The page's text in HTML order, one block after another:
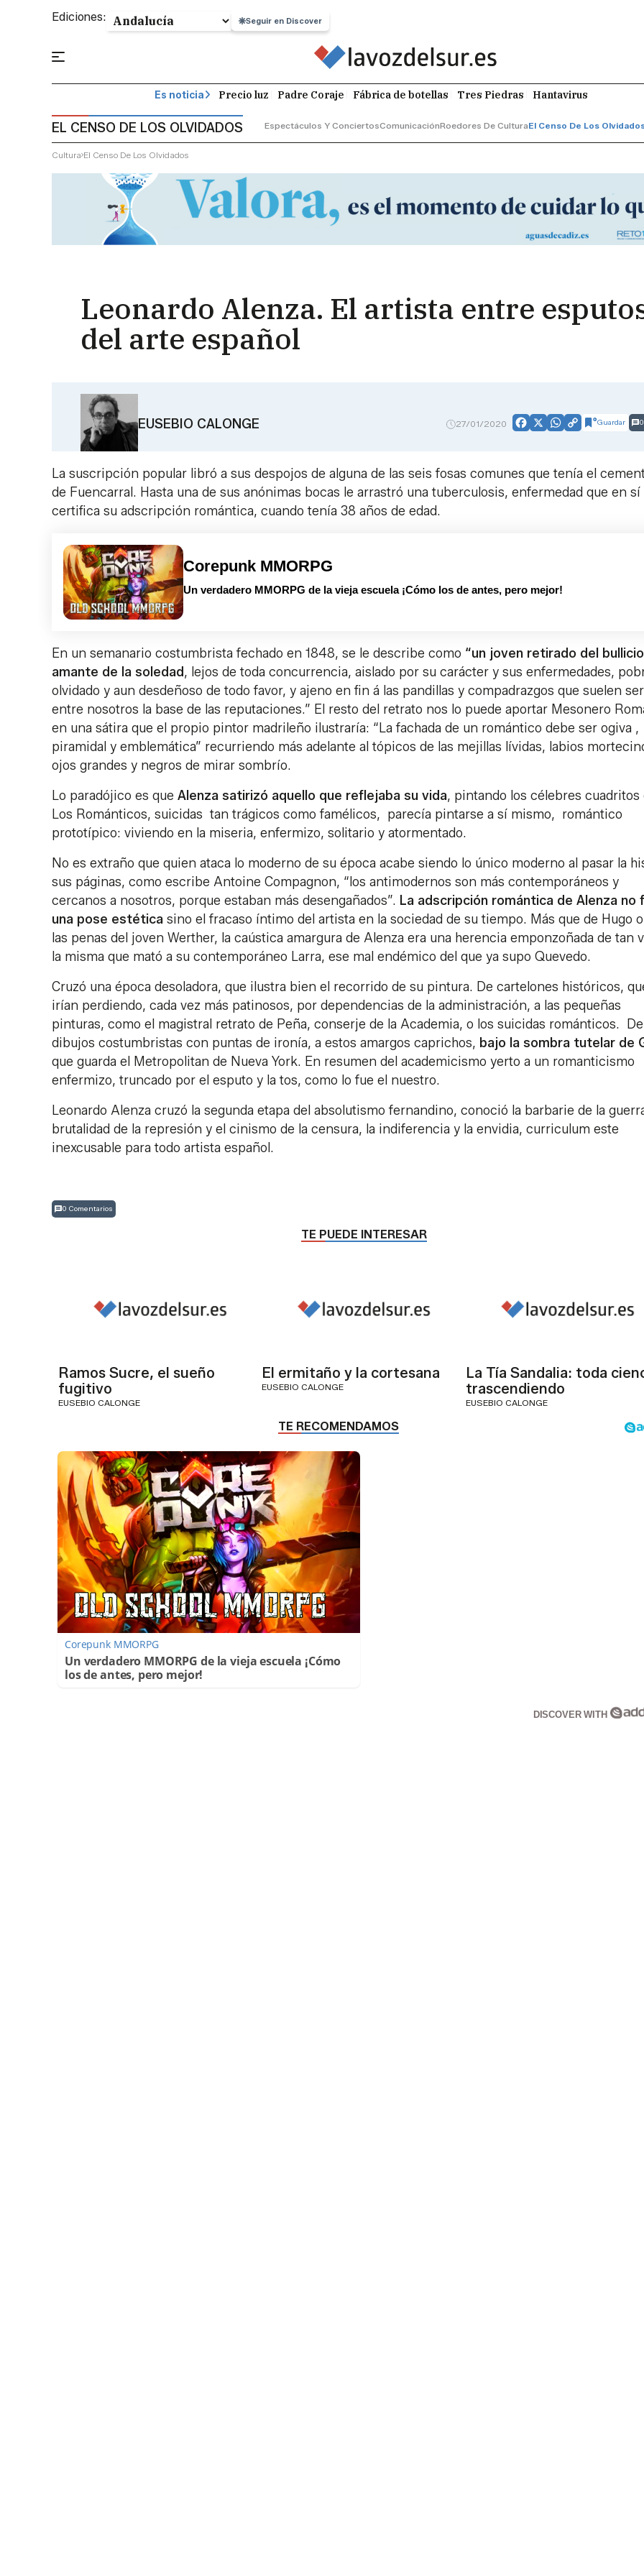
Ediciones: Seguir en Discover
Es noticia Precio luz Padre Coraje Fábrica de botellas Tres Piedras Hantavirus
EL CENSO DE LOS OLVIDADOS Espectáculos Y ConciertosComunicaciónRoedores De CulturaEl Censo De Los
Cultura El Censo De Los Olvidados
Leonardo Alenza. El artista entre
del arte español
EUSEBIO CALONGE 27/01/2020 Facebook
X WhatsApp
CopyGuardar 0
La suscripción popular libró a sus despojos de alguna de las seis fosas comunes que tenía el
de Fuencarral. Hasta una de sus anónimas bocas le arrastró una tuberculosis, enfermedad que en sí
certifica su adscripción romántica, cuando tenía 38 años de edad.
Corepunk MMORPG
Un verdadero MMORPG de la vieja escuela ¡Cómo los de antes, pero mejor!
En un semanario costumbrista fechado en 1848, se le describe como “un joven retirado del
amante de la soledad, lejos de toda concurrencia, aislado por su carácter y sus enfermedades,
olvidado y aun desdeñoso de todo favor, y ajeno en fin á las pandillas y compadrazgos que suelen ser
entre nosotros la base de las reputaciones.” El resto del retrato nos lo puede aportar Mesonero
en una sátira que el propio pintor madrileño ilustraría: “La fachada de un romántico debe ser ogiva ,
piramidal y emblemática” recurriendo más adelante al tópicos de las mejillas lívidas, labios
ojos grandes y negros de mirar sombrío.
Lo paradójico es que Alenza satirizó aquello que reflejaba su vida, pintando los célebres cuadritos
Los Románticos, suicidas tan trágicos como famélicos, parecía pintarse a sí mismo, romántico
prototípico: viviendo en la miseria, enfermizo, solitario y atormentado.
No es extraño que quien ataca lo moderno de su época acabe siendo lo único moderno al pasar la
sus páginas, como escribe Antoine Compagnon, “los antimodernos son más contemporáneos y
cercanos a nosotros, porque estaban más desengañados”. La adscripción romántica de Alenza no
una pose estética sino el fracaso íntimo del artista en la sociedad de su tiempo. Más que de Hugo
las penas del joven Werther, la caústica amargura de Alenza era una herencia emponzoñada de tan
la misma que mató a su contemporáneo Larra, ese mal endémico del que ya supo Quevedo.
Cruzó una época desoladora, que ilustra bien el recorrido de su pintura. De cartelones históricos,
irían perdiendo, cada vez más patinosos, por dependencias de la administración, a las pequeñas
pinturas, como el magistral retrato de Peña, conserje de la Academia, o los suicidas románticos.
dibujos costumbristas con puntas de ironía, a estos amargos caprichos, bajo la sombra tutelar de
que guarda el Metropolitan de Nueva York. En resumen del academicismo yerto a un romanticismo
enfermizo, truncado por el esputo y la tos, como lo fue el nuestro.
Leonardo Alenza cruzó la segunda etapa del absolutismo fernandino, conoció la barbarie de la
brutalidad de la represión y el cinismo de la censura, la indiferencia y la envidia, curriculum este
inexcusable para todo artista español.
0 Comentarios
TE PUEDE INTERESAR
Ramos Sucre, el sueño
fugitivo
EUSEBIO CALONGE
El ermitaño y la cortesana
EUSEBIO CALONGE
La Tía Sandalia: toda
trascendiendo
EUSEBIO CALONGE
Corepunk MMORPG
Un verdadero MMORPG de la vieja escuela ¡Cómo
los de antes, pero mejor!
DISCOVER WITH